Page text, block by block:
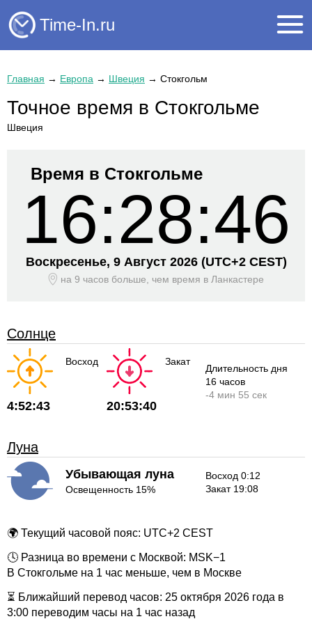
Time-In.ru
Главная → Европа → Швеция → Стокгольм
Точное время в Стокгольме
Швеция
Время в Стокгольме
16:28:46
Воскресенье, 9 Август 2026 (UTC+2 CEST)
на 9 часов больше, чем время в Ланкастере
Солнце
Восход
4:52:43
Закат
20:53:40
Длительность дня
16 часов
-4 мин 55 сек
Луна
Убывающая луна
Освещенность 15%
Восход 0:12
Закат 19:08
🌍 Текущий часовой пояс: UTC+2 CEST
🕓 Разница во времени с Москвой: MSK−1
В Стокгольме на 1 час меньше, чем в Москве
⏳ Ближайший перевод часов: 25 октября 2026 года в
3:00 переводим часы на 1 час назад